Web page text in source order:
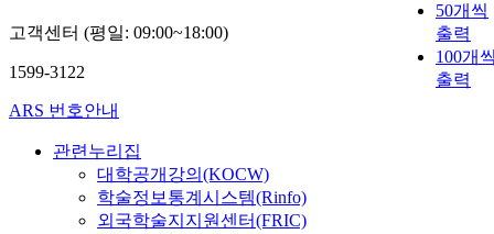
50개씩
출력
100개
출력
고객센터 (평일: 09:00~18:00)
1599-3122
ARS 번호안내
관련누리집
대학공개강의(KOCW)
학술정보통계시스템(Rinfo)
외국학술지지원센터(FRIC)